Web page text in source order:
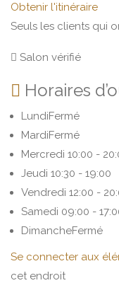
Obtenir l'itinéraire
Seuls les clients qui
Salon vérifié
Horaires
LundiFermé
MardiFermé
Mercredi 10:00 -
Jeudi 10:30 - 19:00
Vendredi 12:00 -
Samedi 09:00 -
DimancheFermé
Se connecter aux
cet endroit